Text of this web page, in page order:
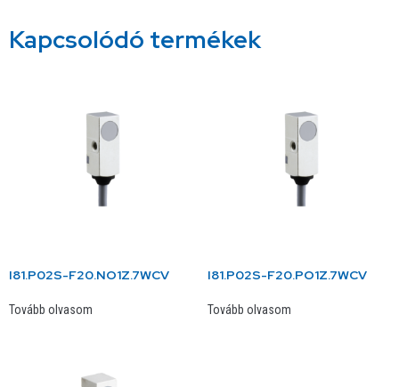
Kapcsolódó termékek
I81.P02S-F20.NO1Z.7WCV
Tovább olvasom
I81.P02S-F20.PO1Z.7WCV
Tovább olvasom